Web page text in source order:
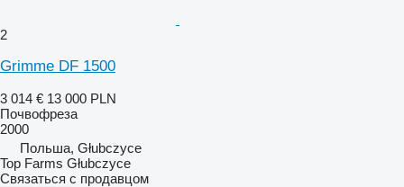
2
Grimme DF 1500
3 014 € 13 000 PLN
Почвофреза
2000
Польша, Głubczyce
Top Farms Głubczyce
Связаться с продавцом